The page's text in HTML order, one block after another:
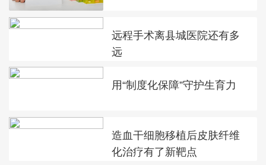
远程手术离县城医院还有多
远
用“制度化保障”守护生育力
造血干细胞移植后皮肤纤维
化治疗有了新靶点